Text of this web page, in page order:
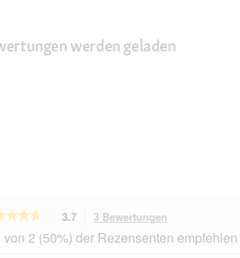
werden geladen
von
3.7 3 Bewertungen
dieser
Aktion
von 2 (50%) der Rezensenten